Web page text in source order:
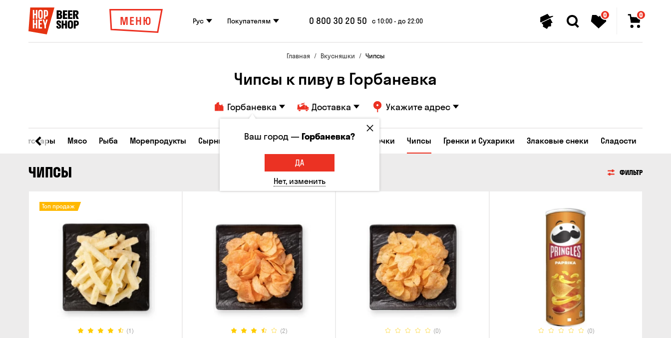
МЕНЮ Рус Покупателям 0 800 30 20 50 с 10:00 - до 22:00
0 0
Главная Вкусняшки Чипсы
Чипсы к пиву в Горбаневка
Горбаневка Доставка Укажите адрес
Все товары Мясо Рыба Морепродукты Сырные закуски Орешки Кукуруза Семечки Чипсы Гренки и Сухарики Злаковые снеки Сладости
ЧИПСЫ ФИЛЬТР
(1)
Топ продаж
(2) (0) (0)
Ваш город —Горбаневка?
ДА
Нет, изменить